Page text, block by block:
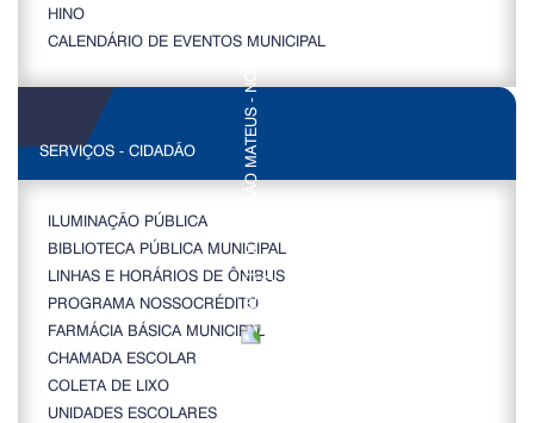
HINO
CALENDÁRIO DE EVENTOS MUNICIPAL
SERVIÇOS - CIDADÃO
ILUMINAÇÃO PÚBLICA
BIBLIOTECA PÚBLICA MUNICIPAL
LINHAS E HORÁRIOS DE ÔNIBUS
PROGRAMA NOSSOCRÉDITO
FARMÁCIA BÁSICA MUNICIPAL
CHAMADA ESCOLAR
COLETA DE LIXO
UNIDADES ESCOLARES